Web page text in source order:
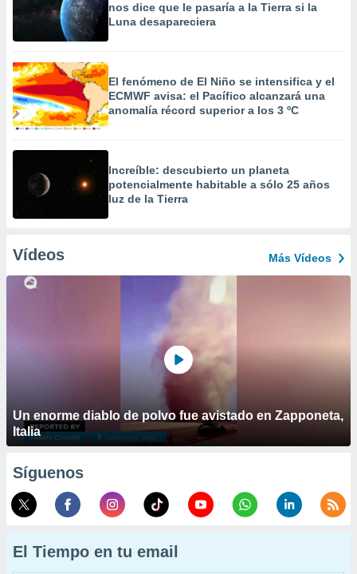
nos dice que le pasaría a la Tierra si la
Luna desapareciera
El fenómeno de El Niño se intensifica y el
ECMWF avisa: el Pacífico alcanzará una
anomalía récord superior a los 3 ºC
Increíble: descubierto un planeta
potencialmente habitable a sólo 25 años
luz de la Tierra
Vídeos Más Vídeos
Un enorme diablo de polvo fue avistado en Zapponeta,
Italia
Síguenos
El Tiempo en tu email